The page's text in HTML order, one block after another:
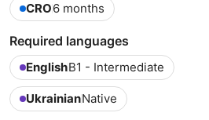
CRO6 months
Required languages
EnglishB1 - Intermediate
UkrainianNative